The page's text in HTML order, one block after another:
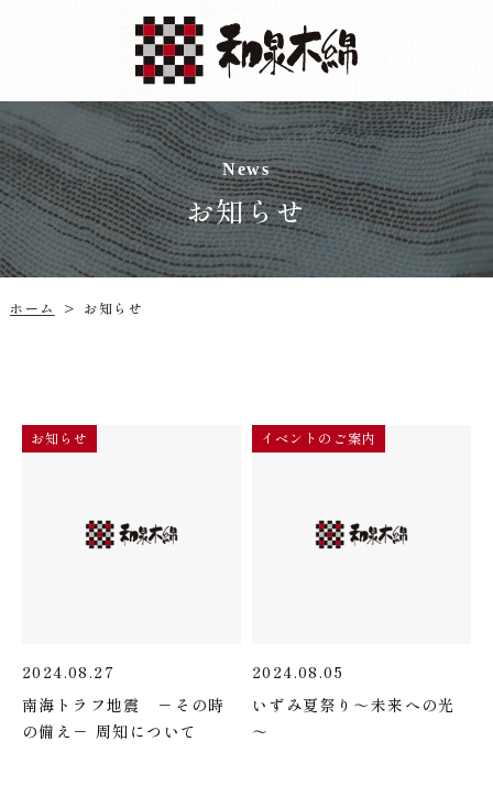
News
お知らせ
ホーム > お知らせ
お知らせ
2024.08.27
南海トラフ地震 －その時
の備え－ 周知について
イベントのご案内
2024.08.05
いずみ夏祭り～未来への光
～